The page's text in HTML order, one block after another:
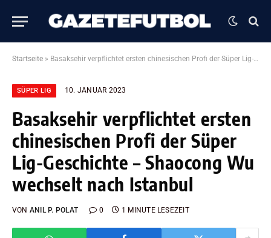
Startseite » Basaksehir verpflichtet ersten chinesischen Profi der Süper Lig-Geschichte – Shaocong Wu wechselt nach Istanbul
SÜPER LIG 10. JANUAR 2023
Basaksehir verpflichtet ersten
chinesischen Profi der Süper
Lig-Geschichte – Shaocong Wu
wechselt nach Istanbul
VON ANIL P. POLAT 0 1 MINUTE LESEZEIT